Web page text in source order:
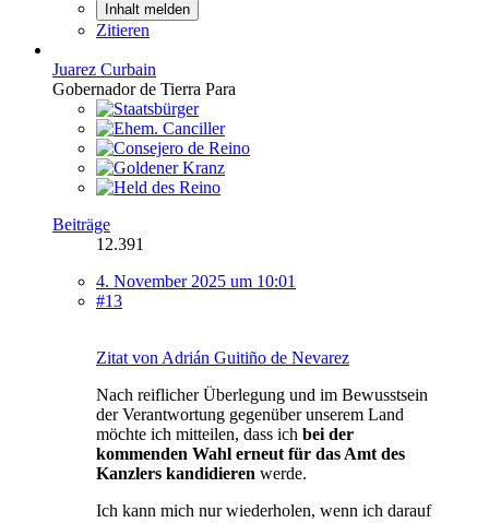
Inhalt melden
Zitieren
Juarez Curbain
Gobernador de Tierra Para
Beiträge
12.391
4. November 2025 um 10:01
#13
Zitat von Adrián Guitiño de Nevarez
Nach reiflicher Überlegung und im Bewusstsein
der Verantwortung gegenüber unserem Land
möchte ich mitteilen, dass ich bei der
kommenden Wahl erneut für das Amt des
Kanzlers kandidieren werde.
Ich kann mich nur wiederholen, wenn ich darauf